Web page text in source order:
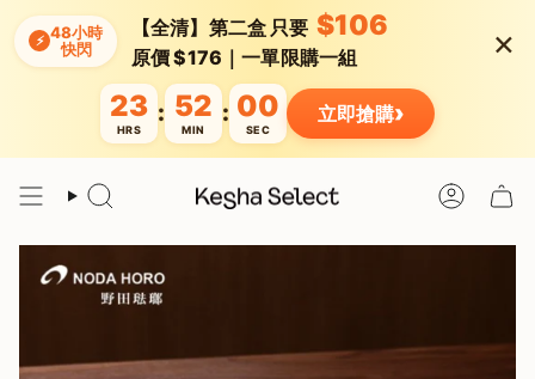
content
⚡ 48小時
快閃
【全清】第二盒 只要 $106
原價 $176｜一單限購一組
23
HRS
: 51
MIN
: 59
SEC
立即搶購›
×
Search Account